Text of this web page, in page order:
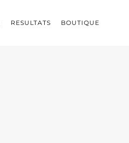
RESULTATS BOUTIQUE